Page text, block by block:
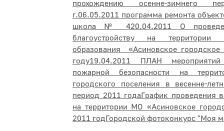
прохождению осенне-зимнего
г.06.05.2011 программа ремонта
школа № 420.04.2011 О
благоустройству на
образования «Асиновское
году19.04.2011 ПЛАН
пожарной безопасности на
городского поселения в весенне-
период 2011 годаГрафик проведения
на территории МО «Асиновское
2011 годГородской фотоконкурс "Моя